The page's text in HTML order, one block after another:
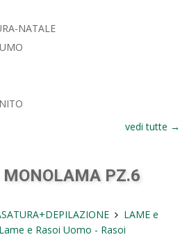
NATALE
vedi tutte →
MONOLAMA PZ.6
LAME e
Lame e Rasoi Uomo - Rasoi